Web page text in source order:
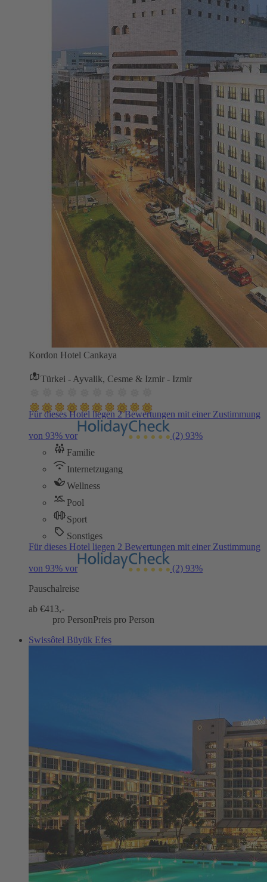
Kordon Hotel Cankaya
Türkei - Ayvalik, Cesme & Izmir - Izmir
Für dieses Hotel liegen 2 Bewertungen mit einer Zustimmung
von 93% vor (2) 93%
Familie
Internetzugang
Wellness
Pool
Sport
Sonstiges
Für dieses Hotel liegen 2 Bewertungen mit einer Zustimmung
von 93% vor (2) 93%
Pauschalreise
ab €413,-
pro PersonPreis pro Person
Swissôtel Büyük Efes